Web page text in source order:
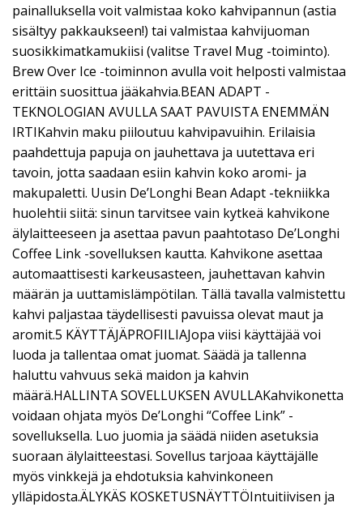
painalluksella voit valmistaa koko kahvipannun (astia
sisältyy pakkaukseen!) tai valmistaa kahvijuoman
suosikkimatkamukiisi (valitse Travel Mug -toiminto).
Brew Over Ice -toiminnon avulla voit helposti valmistaa
erittäin suosittua jääkahvia.BEAN ADAPT -
TEKNOLOGIAN AVULLA SAAT PAVUISTA ENEMMÄN
IRTIKahvin maku piiloutuu kahvipavuihin. Erilaisia
paahdettuja papuja on jauhettava ja uutettava eri
tavoin, jotta saadaan esiin kahvin koko aromi- ja
makupaletti. Uusin De’Longhi Bean Adapt -tekniikka
huolehtii siitä: sinun tarvitsee vain kytkeä kahvikone
älylaitteeseen ja asettaa pavun paahtotaso De’Longhi
Coffee Link -sovelluksen kautta. Kahvikone asettaa
automaattisesti karkeusasteen, jauhettavan kahvin
määrän ja uuttamislämpötilan. Tällä tavalla valmistettu
kahvi paljastaa täydellisesti pavuissa olevat maut ja
aromit.5 KÄYTTÄJÄPROFIILIAJopa viisi käyttäjää voi
luoda ja tallentaa omat juomat. Säädä ja tallenna
haluttu vahvuus sekä maidon ja kahvin
määrä.HALLINTA SOVELLUKSEN AVULLAKahvikonetta
voidaan ohjata myös De’Longhi “Coffee Link” -
sovelluksella. Luo juomia ja säädä niiden asetuksia
suoraan älylaitteestasi. Sovellus tarjoaa käyttäjälle
myös vinkkejä ja ehdotuksia kahvinkoneen
ylläpidosta.ÄLYKÄS KOSKETUSNÄYTTÖIntuitiivisen ja